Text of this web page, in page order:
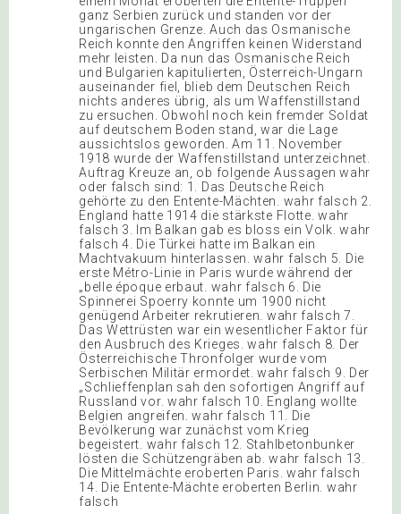
ganz Serbien zurück und standen vor der
ungarischen Grenze. Auch das Osmanische
Reich konnte den Angriffen keinen Widerstand
mehr leisten. Da nun das Osmanische Reich
und Bulgarien kapitulierten, Österreich-Ungarn
auseinander fiel, blieb dem Deutschen Reich
nichts anderes übrig, als um Waffenstillstand
zu ersuchen. Obwohl noch kein fremder Soldat
auf deutschem Boden stand, war die Lage
aussichtslos geworden. Am 11. November
1918 wurde der Waffenstillstand unterzeichnet.
Auftrag Kreuze an, ob folgende Aussagen wahr
oder falsch sind: 1. Das Deutsche Reich
gehörte zu den Entente-Mächten. wahr falsch 2.
England hatte 1914 die stärkste Flotte. wahr
falsch 3. Im Balkan gab es bloss ein Volk. wahr
falsch 4. Die Türkei hatte im Balkan ein
Machtvakuum hinterlassen. wahr falsch 5. Die
erste Métro-Linie in Paris wurde während der
„belle époque erbaut. wahr falsch 6. Die
Spinnerei Spoerry konnte um 1900 nicht
genügend Arbeiter rekrutieren. wahr falsch 7.
Das Wettrüsten war ein wesentlicher Faktor für
den Ausbruch des Krieges. wahr falsch 8. Der
Österreichische Thronfolger wurde vom
Serbischen Militär ermordet. wahr falsch 9. Der
„Schlieffenplan sah den sofortigen Angriff auf
Russland vor. wahr falsch 10. Englang wollte
Belgien angreifen. wahr falsch 11. Die
Bevölkerung war zunächst vom Krieg
begeistert. wahr falsch 12. Stahlbetonbunker
lösten die Schützengräben ab. wahr falsch 13.
Die Mittelmächte eroberten Paris. wahr falsch
14. Die Entente-Mächte eroberten Berlin. wahr
falsch